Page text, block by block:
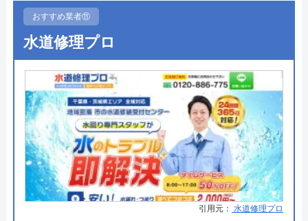
対応エリア
●定休日
●出張見積もり
●支払い方法 ー
●累計実績 ー
●保証・保険 ー
詳細は公式HPでご確認ください
AQUAがおすすめの理由
AQUAは茨城県鉾田市を中心とした地域密着型の会
おすすめ業者⑪
水道修理プロ
引用元： 水道修理プロ